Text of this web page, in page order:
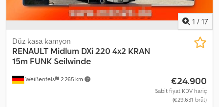
Talep üzerine tüm ülke genelinde teslimat. Çalışma saatleri:
Pazartesi'den Perşembe'ye 09:00-17:00 arası Cuma 09:00-14:00
1 / 17
Weißenfels 2.265 km
Düz kasa kamyon
RENAULT Midlum DXi 220 4x2 KRAN
15m FUNK Seilwinde
€24.900
Sabit fiyat KDV hariç
(€29.631 brüt)